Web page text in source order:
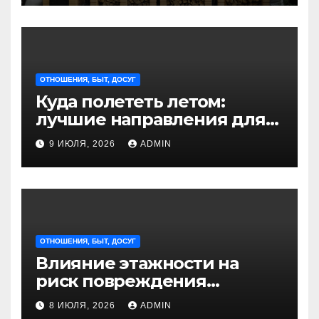
ОТНОШЕНИЯ, БЫТ, ДОСУГ
Куда полететь летом:
лучшие направления для
отдыха из Санкт-
Петербурга
9 ИЮЛЯ, 2026 ADMIN
ОТНОШЕНИЯ, БЫТ, ДОСУГ
Влияние этажности на
риск повреждения
недвижимости
8 ИЮЛЯ, 2026 ADMIN